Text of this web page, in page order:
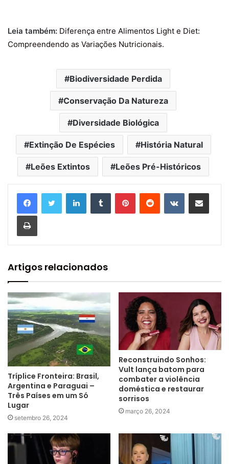
Leia também: Diferença entre Alimentos Light e Diet:
Compreendendo as Variações Nutricionais.
Biodiversidade Perdida
Conservação Da Natureza
Diversidade Biológica
Extinção De Espécies História Natural
Leões Extintos Leões Pré-Históricos
Artigos relacionados
Tríplice Fronteira: Brasil,
Argentina e Paraguai –
Três Países em um Só
Lugar
setembro 26, 2024
Reconstruindo Sonhos:
Vult lança batom para
combater a violência
doméstica e restaurar
sorrisos
março 26, 2024